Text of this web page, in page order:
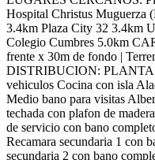
Hospital Christus Muguerza
3.4km Plaza City 32 3.4km
Colegio Cumbres 5.0km
frente x 30m de fondo |
DISTRIBUCION: PLANTA
vehiculos Cocina con isla
Medio bano para visitas
techada con plafon de
de servicio con bano
Recamara secundaria 1 con
secundaria 2 con bano